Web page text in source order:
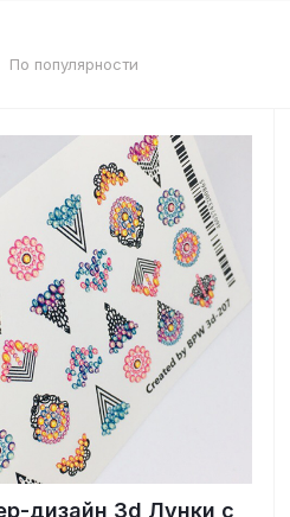
По популярности
дизайн 3d Лунки с